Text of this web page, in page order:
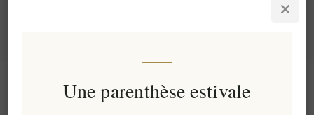
Information
Une parenthèse estivale